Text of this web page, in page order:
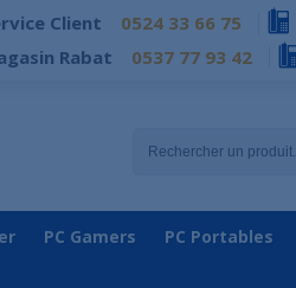
Client 0524 33 66 75
Rabat
0537 77 93 42
PC Gamers PC Portables